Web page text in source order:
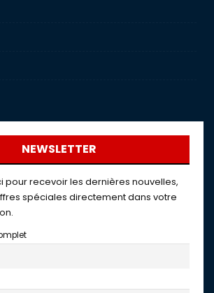
NEWSLETTER
pour recevoir les dernières nouvelles,
spéciales directement dans votre